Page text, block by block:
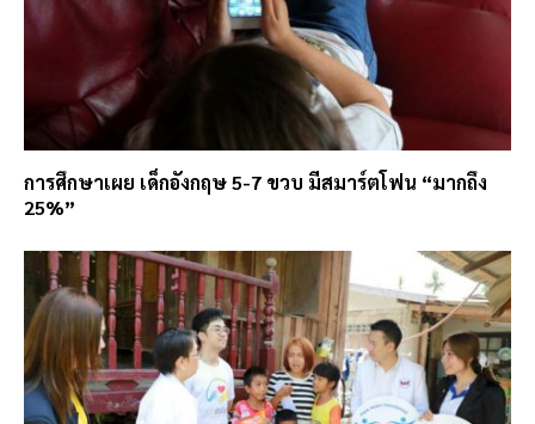
การศึกษาเผย เด็กอังกฤษ 5-7 ขวบ มีสมาร์ตโฟน “มากถึง
25%”